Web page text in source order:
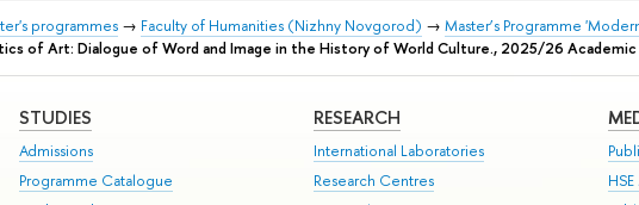
programmes→ Faculty of Humanities (Nizhny Novgorod) → Master’s Programme
of Art: Dialogue of Word and Image in the History of World Culture., 2025/26 Academic
STUDIES
Admissions
Programme Catalogue
RESEARCH
International Laboratories
Research Centres